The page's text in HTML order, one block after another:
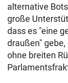
alternative
große
dass es "eine
draußen"
ohne breiten